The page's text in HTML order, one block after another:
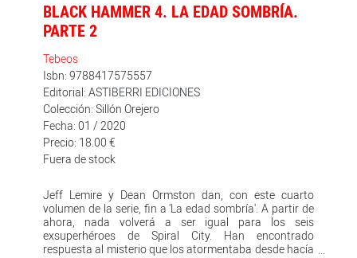
BLACK HAMMER 4. LA EDAD SOMBRÍA.
PARTE 2
Tebeos
Isbn: 9788417575557
Editorial: ASTIBERRI EDICIONES
Colección: Sillón Orejero
Fecha: 01 / 2020
Precio: 18.00 €
Fuera de stock
Jeff Lemire y Dean Ormston dan, con este cuarto
volumen de la serie, fin a 'La edad sombría'. A partir de
ahora, nada volverá a ser igual para los seis
exsuperhéroes de Spiral City. Han encontrado
respuesta al misterio que los atormentaba desde hacía